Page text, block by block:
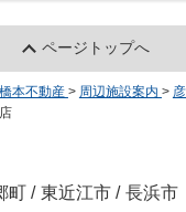
ページトップへ
本不動産 > 周辺施設案内 >
町 / 東近江市 / 長浜市